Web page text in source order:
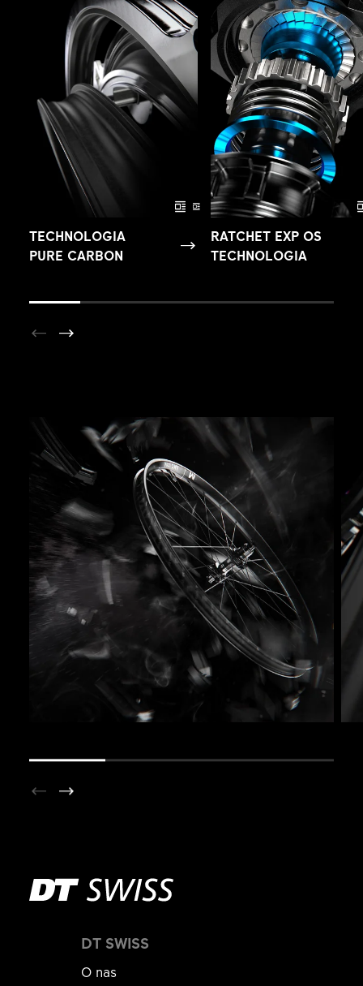
TECHNOLOGIA
PURE CARBON
RATCHET EXP OS
TECHNOLOGIA
DT SWISS
O nas